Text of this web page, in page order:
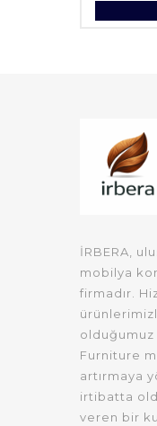
İRBERA,
mobilya
firmadır.
Furniture
artırmaya
irtibatta
veren bir